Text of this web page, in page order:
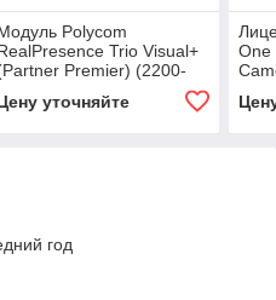
Polycom
Trio Visual+
Premier) (2200-
уточняйте
One
год